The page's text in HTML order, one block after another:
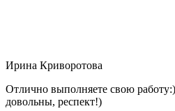
Ирина Криворотова
Отлично выполняете свою
довольны, респект!)